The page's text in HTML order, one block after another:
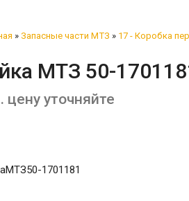
» Запасные части МТЗ » 17 - Коробка
МТЗ 50-
цену уточняйте
1701181